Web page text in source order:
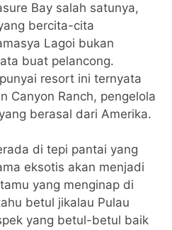
Bay salah satunya,
bercita-cita
Lagoi bukan
buat pelancong.
resort ini ternyata
Canyon Ranch, pengelola
berasal dari Amerika.
di tepi pantai yang
eksotis akan menjadi
yang menginap di
betul jikalau Pulau
yang betul-betul baik